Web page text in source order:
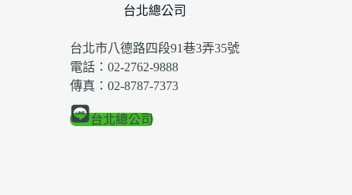
台北總公司
台北市八德路四段91巷3弄35號
電話：02-2762-9888
傳真：02-8787-7373
台北總公司